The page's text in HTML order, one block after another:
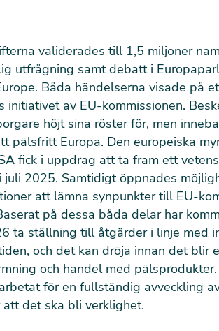
validerades till 1,5 miljoner
utfrågning samt debatt i
Båda händelserna visade på
initiativet av EU-kommissionen.
höjt sina röster för, men
pälsfritt Europa. Den europeiska
fick i uppdrag att ta fram ett
2025. Samtidigt öppnades
att lämna synpunkter till EU-
på dessa båda delar har
ta ställning till åtgärder i linje med
och det kan dröja innan det blir
och handel med
för en fullständig avveckling
det ska bli verklighet.